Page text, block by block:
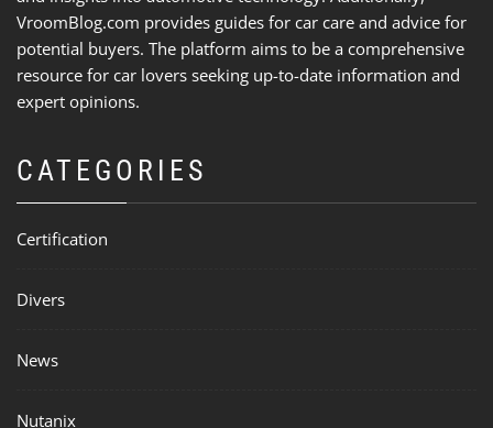
VroomBlog.com provides guides for car care and advice for
potential buyers. The platform aims to be a comprehensive
resource for car lovers seeking up-to-date information and
expert opinions.
CATEGORIES
Certification
Divers
News
Nutanix